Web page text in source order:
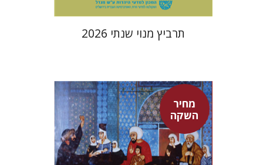
תרביץ מנוי שנתי 2026
מחיר
השקה
אדם טלר
דורון מגן